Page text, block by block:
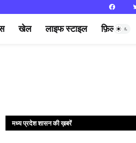
खेल लाइफ स्टाइल फ़िल्मी दुनिया
मध्य प्रदेश शासन की ख़बरें